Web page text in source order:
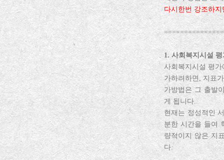
다시한번 강조하
1. 사회복지시설 평
사회복지시설 평
가하려하면, 지표
가방법은 그 출발
게 됩니다.
현재는 정성적인
분한 시간을 들여
량적이지 않은 지
다.